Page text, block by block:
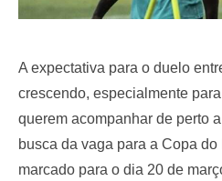
A expectativa para o duelo
crescendo, especialmente
querem acompanhar de perto
busca da vaga para a Copa
marcado para o dia 20 de